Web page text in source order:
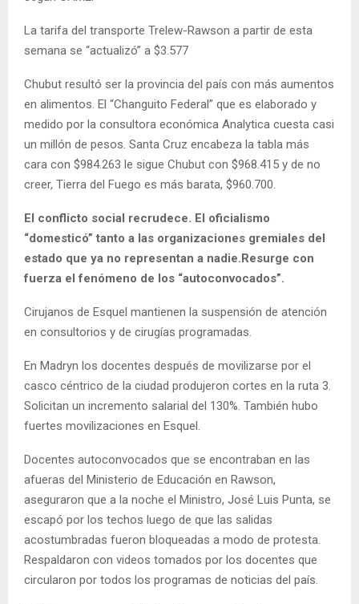
La tarifa del transporte Trelew-Rawson a partir de esta
semana se “actualizó” a $3.577
Chubut resultó ser la provincia del país con más aumentos
en alimentos. El “Changuito Federal” que es elaborado y
medido por la consultora económica Analytica cuesta casi
un millón de pesos. Santa Cruz encabeza la tabla más
cara con $984.263 le sigue Chubut con $968.415 y de no
creer, Tierra del Fuego es más barata, $960.700.
El conflicto social recrudece. El oficialismo
“domesticó” tanto a las organizaciones gremiales del
estado que ya no representan a nadie.Resurge con
fuerza el fenómeno de los “autoconvocados”.
Cirujanos de Esquel mantienen la suspensión de atención
en consultorios y de cirugías programadas.
En Madryn los docentes después de movilizarse por el
casco céntrico de la ciudad produjeron cortes en la ruta 3.
Solicitan un incremento salarial del 130%. También hubo
fuertes movilizaciones en Esquel.
Docentes autoconvocados que se encontraban en las
afueras del Ministerio de Educación en Rawson,
aseguraron que a la noche el Ministro, José Luis Punta, se
escapó por los techos luego de que las salidas
acostumbradas fueron bloqueadas a modo de protesta.
Respaldaron con videos tomados por los docentes que
circularon por todos los programas de noticias del país.